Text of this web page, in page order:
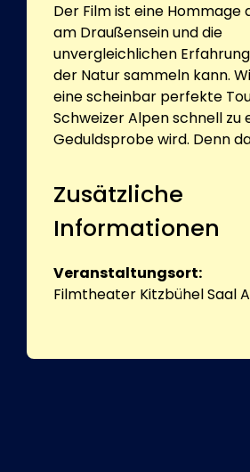
Der Film ist eine Hommage
am Draußensein und die
unvergleichlichen
der Natur sammeln kann.
eine scheinbar perfekte
Schweizer Alpen schnell zu
Geduldsprobe wird. Denn
Zusätzliche
Informationen
Veranstaltungsort:
Filmtheater Kitzbühel Saal A